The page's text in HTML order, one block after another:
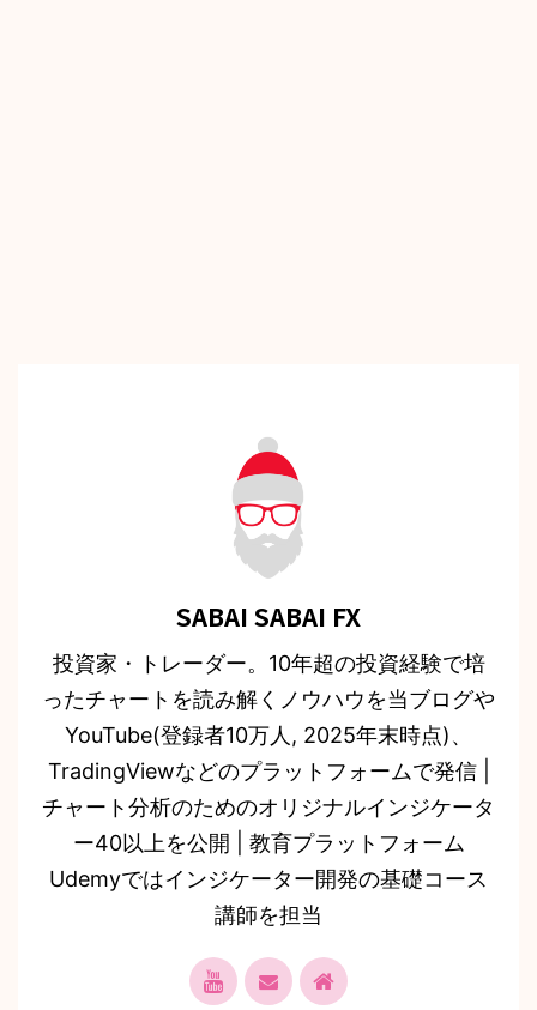
SABAI SABAI FX
投資家・トレーダー。10年超の投資経験で培
ったチャートを読み解くノウハウを当ブログや
YouTube(登録者10万人, 2025年末時点)、
TradingViewなどのプラットフォームで発信 |
チャート分析のためのオリジナルインジケータ
ー40以上を公開 | 教育プラットフォーム
Udemyではインジケーター開発の基礎コース
講師を担当